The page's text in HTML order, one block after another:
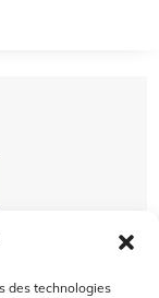
des technologies